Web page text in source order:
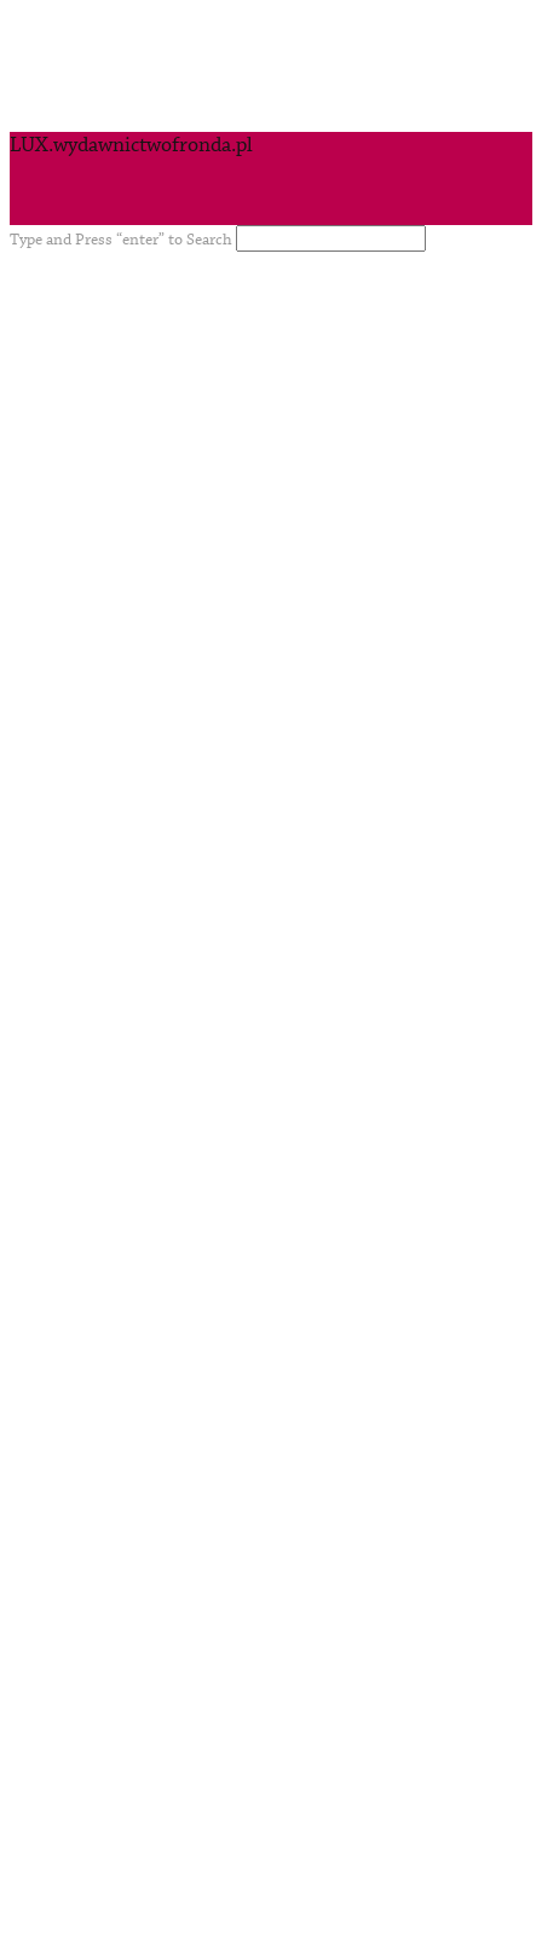
LUX.wydawnictwofronda.pl
Type and Press “enter” to Search